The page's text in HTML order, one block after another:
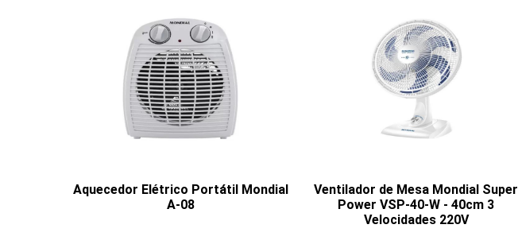
Aquecedor Elétrico Portátil Mondial
A-08
Ventilador de Mesa Mondial Super
Power VSP-40-W - 40cm 3
Velocidades 220V